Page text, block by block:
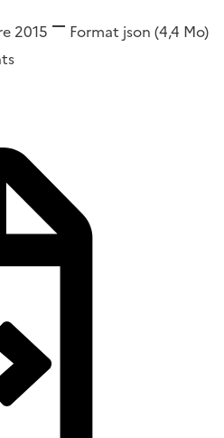
2015 Format json (4,4 Mo)